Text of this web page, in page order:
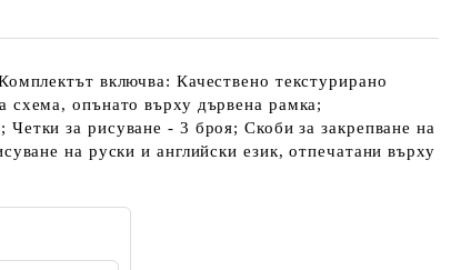
включва: Качествено текстурирано
схема, опънато върху дървена рамка;
за рисуване - 3 броя; Скоби за закрепване на
на руски и английски език, отпечатани върху